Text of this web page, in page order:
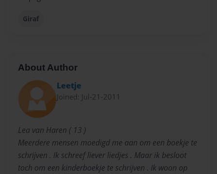
Giraf
About Author
Leetje
Joined: Jul-21-2011
Lea van Haren ( 13 )
Meerdere mensen moedigd me aan om een boekje te
schrijven . Ik schreef liever liedjes . Maar ik besloot
toch om een kinderboekje te schrijven . Ik woon op